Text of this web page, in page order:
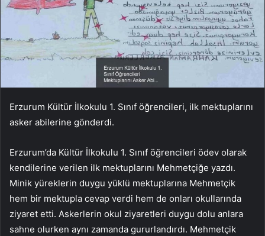
Erzurum Kültür İlkokulu 1. Sınıf öğrencileri, ilk mektuplarını
asker abilerine gönderdi.
Erzurum’da Kültür İlkokulu 1. Sınıf öğrencileri ödev olarak
kendilerine verilen ilk mektuplarını Mehmetçiğe yazdı.
Minik yüreklerin duygu yüklü mektuplarına Mehmetçik
hem bir mektupla cevap verdi hem de onları okullarında
ziyaret etti. Askerlerin okul ziyaretleri duygu dolu anlara
sahne olurken aynı zamanda gururlandırdı. Mehmetçik